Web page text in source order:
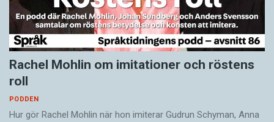
Rachel Mohlin om imitationer och röstens
roll
PODDEN
Hur gör Rachel Mohlin när hon imiterar Gudrun Schyman, Anna